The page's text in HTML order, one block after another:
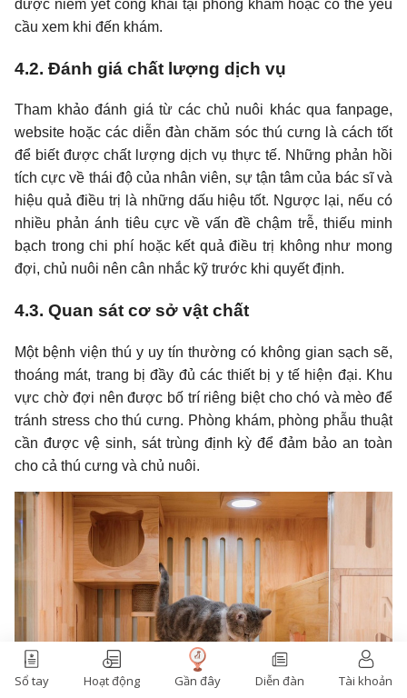
Sổ tay Hoạt động Gần đây Diễn đàn Tài khoản